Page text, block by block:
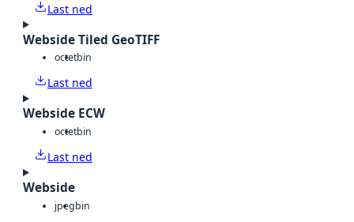
Last ned
Webside Tiled GeoTIFF
octetbin
Last ned
Webside ECW
octetbin
Last ned
Webside
jpegbin